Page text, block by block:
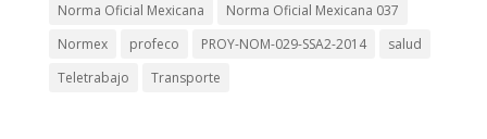
Norma Oficial Mexicana
Norma Oficial Mexicana 037
Normex
profeco PROY-NOM-029-SSA2-2014
salud
Teletrabajo
Transporte